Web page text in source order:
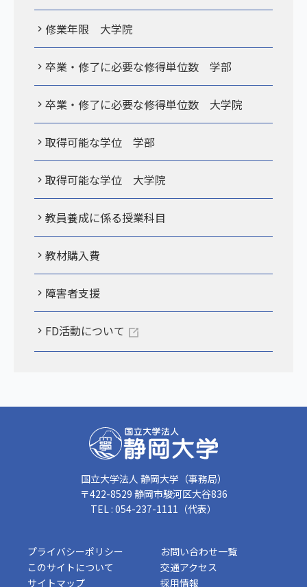
修業年限 大学院
卒業・修了に必要な修得単位数 学部
卒業・修了に必要な修得単位数 大学院
取得可能な学位 学部
取得可能な学位 大学院
教員養成に係る授業科目
教材購入費
障害者支援
FD活動について
国立大学法人 静岡大学（事務局）
〒422-8529 静岡市駿河区大谷836
TEL : 054-237-1111（代表）
プライバシーポリシー
このサイトについて
サイトマップ
お問い合わせ一覧
交通アクセス
採用情報